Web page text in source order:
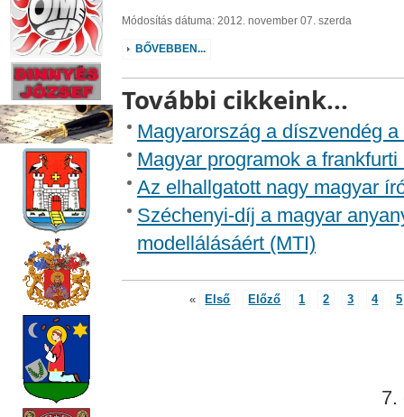
Módosítás dátuma: 2012. november 07. szerda
BŐVEBBEN...
További cikkeink...
Magyarország a díszvendég
Magyar programok a
Az elhallgatott nagy magyar
Széchenyi-díj a magyar
modellálásáért (MTI)
« Első Előző 1 2 3 4 5
7.